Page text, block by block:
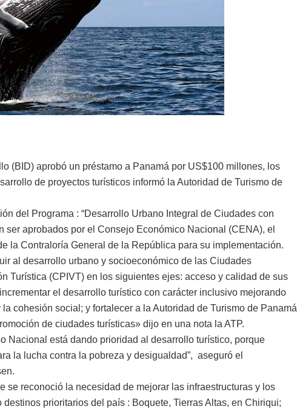
(BID) aprobó un préstamo a Panamá por US$100 millones, los
de proyectos turísticos informó la Autoridad de Turismo de
del Programa : “Desarrollo Urbano Integral de Ciudades con
ser aprobados por el Consejo Económico Nacional (CENA), el
la Contraloría General de la República para su implementación.
al desarrollo urbano y socioeconómico de las Ciudades
Turística (CPIVT) en los siguientes ejes: acceso y calidad de sus
el desarrollo turístico con carácter inclusivo mejorando
cohesión social; y fortalecer a la Autoridad de Turismo de Panamá
de ciudades turísticas» dijo en una nota la ATP.
Nacional está dando prioridad al desarrollo turístico, porque
la lucha contra la pobreza y desigualdad”, aseguró el
se reconoció la necesidad de mejorar las infraestructuras y los
prioritarios del país : Boquete, Tierras Altas, en Chiriqui;